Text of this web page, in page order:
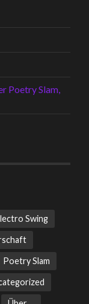
Poetry Slam,
Swing
Poetry Slam